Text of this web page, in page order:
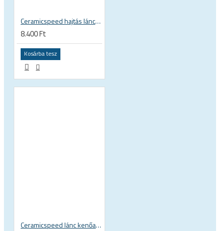
Ceramicspeed hajtás lánc tisztító UFO Clean Drivetrain hajtómű, lánc, váltó, görgő mosó folyadék, nem mérgező, biológiailag lebomló
8.400 Ft
Kosárba tesz
Ceramicspeed lánc kenőanyag UFO Drip All Conditions folyékony wax viasz alapú láncápoló folyadék, általános